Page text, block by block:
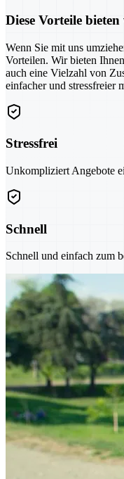
Diese Vorteile
Wenn Sie mit uns
Vorteilen. Wir bieten
auch eine Vielzahl von
einfacher und stressfreier
Stressfrei
Unkompliziert Angebote
Schnell
Schnell und einfach zum